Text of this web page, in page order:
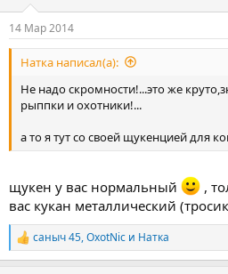
14 Мар 2014
Натка написал(а):
Не надо скромности!...это же
рыппки и охотники!...
а то я тут со своей щукенцией для
щукен у вас нормальный
,
вас кукан металлический
Р
е
саныч 45,OxotNic и Натка